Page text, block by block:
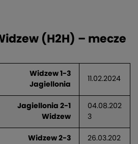
(H2H) – mecze
Widzew 1-3
Jagiellonia
11.02.2024
Jagiellonia 2-1
Widzew
04.08.202
3
Widzew 2-3
26.03.202